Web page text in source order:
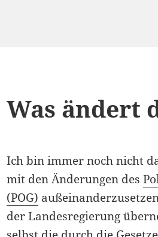
Was ändert
Ich bin immer noch nicht
mit den Änderungen des
(POG)
der Landesregierung